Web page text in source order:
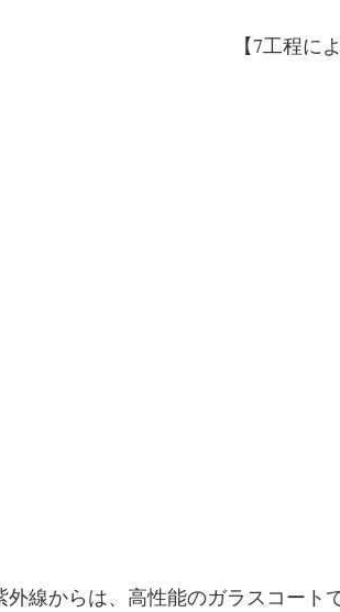
【7工程に
外線からは、高性能のガラスコート